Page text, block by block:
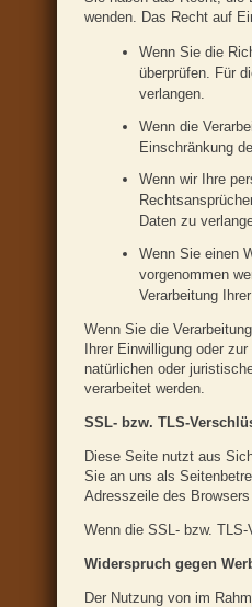
wenden. Das Recht auf
Wenn Sie die
überprüfen. Für
verlangen.
Wenn die
Einschränkung
Wenn wir Ihre
Daten zu
Wenn Sie einen
vorgenommen
Verarbeitung
Wenn Sie die
Ihrer Einwilligung oder
natürlichen oder
verarbeitet werden.
SSL- bzw. TLS-
Diese Seite nutzt aus
Sie an uns als
Adresszeile des
Wenn die SSL- bzw.
Widerspruch gegen
Der Nutzung von im